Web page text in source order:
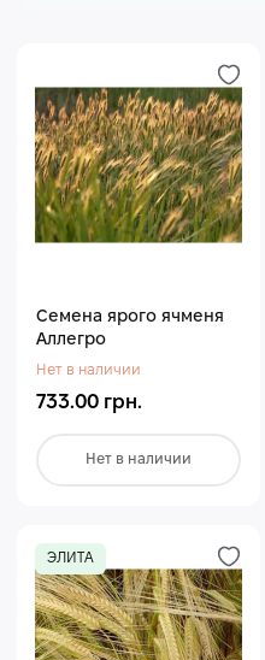
Семена ярого ячменя
Аллегро
Нет в наличии
733.00 грн.
Нет в наличии
ЭЛИТА